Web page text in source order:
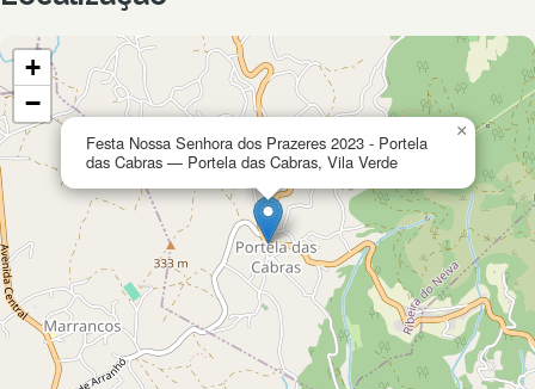
Festa Nossa Senhora dos Prazeres 2023 - Portela
das Cabras — Portela das Cabras, Vila Verde
×
+
−